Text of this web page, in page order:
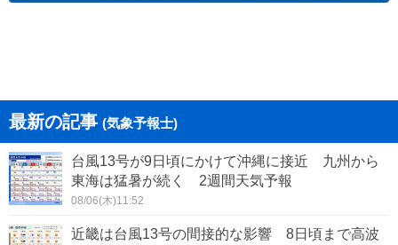
最新の記事 (気象予報士)
台風13号が9日頃にかけて沖縄に接近 九州から
東海は猛暑が続く 2週間天気予報
08/06(木)11:52
近畿は台風13号の間接的な影響 8日頃まで高波